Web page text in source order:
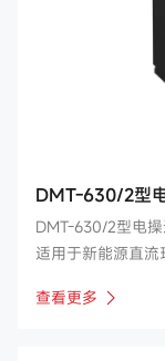
DMT-630/2型
DMT-630/2型电
适用于新能源直流
查看更多